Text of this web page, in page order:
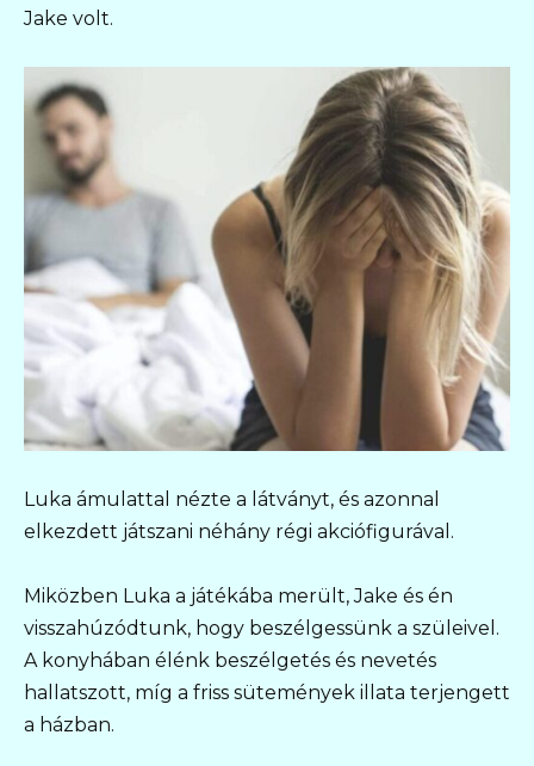
Jake volt.
Luka ámulattal nézte a látványt, és azonnal
elkezdett játszani néhány régi akciófigurával.
Miközben Luka a játékába merült, Jake és én
visszahúzódtunk, hogy beszélgessünk a szüleivel.
A konyhában élénk beszélgetés és nevetés
hallatszott, míg a friss sütemények illata terjengett
a házban.